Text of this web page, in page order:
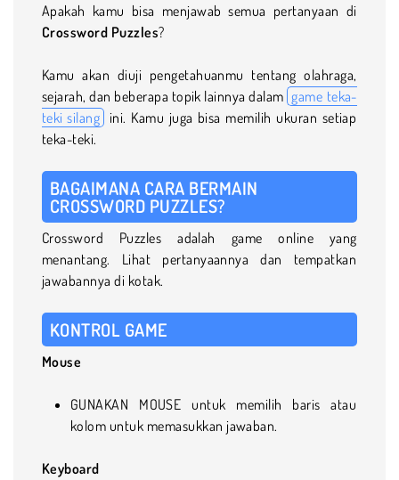
Apakah kamu bisa menjawab semua pertanyaan di
Crossword Puzzles?
Kamu akan diuji pengetahuanmu tentang olahraga,
sejarah, dan beberapa topik lainnya dalam game teka-
teki silang ini. Kamu juga bisa memilih ukuran setiap
teka-teki.
BAGAIMANA CARA BERMAIN
CROSSWORD PUZZLES?
Crossword Puzzles adalah game online yang
menantang. Lihat pertanyaannya dan tempatkan
jawabannya di kotak.
KONTROL GAME
Mouse
GUNAKAN MOUSE untuk memilih baris atau
kolom untuk memasukkan jawaban.
Keyboard